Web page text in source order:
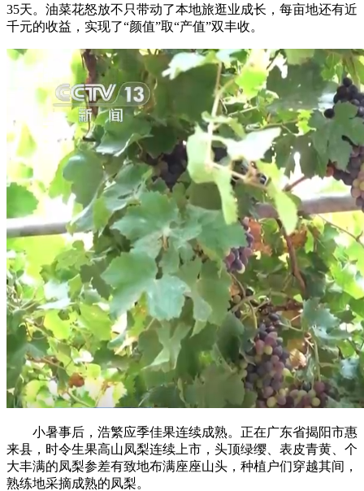
35天。油菜花怒放不只带动了本地旅逛业成长，每亩地还有近
千元的收益，实现了“颜值”取“产值”双丰收。
小暑事后，浩繁应季佳果连续成熟。正在广东省揭阳市惠
来县，时令生果高山凤梨连续上市，头顶绿缨、表皮青黄、个
大丰满的凤梨参差有致地布满座座山头，种植户们穿越其间，
熟练地采摘成熟的凤梨。